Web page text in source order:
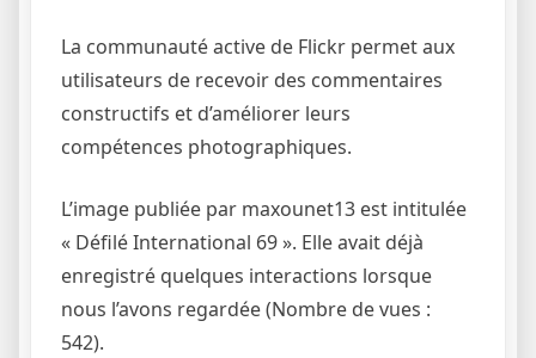
La communauté active de Flickr permet aux
utilisateurs de recevoir des commentaires
constructifs et d’améliorer leurs
compétences photographiques.
L’image publiée par maxounet13 est intitulée
« Défilé International 69 ». Elle avait déjà
enregistré quelques interactions lorsque
nous l’avons regardée (Nombre de vues :
542).